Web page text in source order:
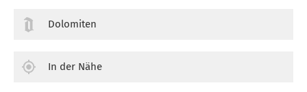
Dolomiten
In der Nähe